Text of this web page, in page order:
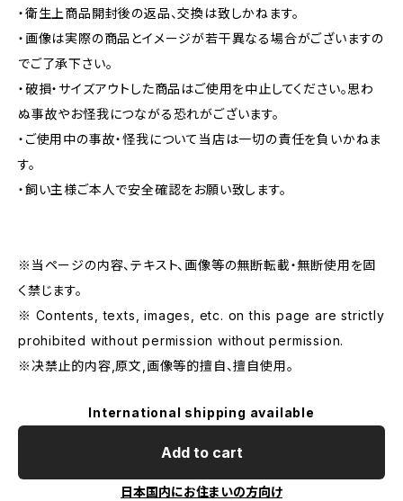
・衛生上商品開封後の返品、交換は致しかねます。
・画像は実際の商品とイメージが若干異なる場合がございますの
でご了承下さい。
・破損・サイズアウトした商品はご使用を中止してください。思わ
ぬ事故やお怪我につながる恐れがございます。
・ご使用中の事故・怪我について当店は一切の責任を負いかねま
す。
・飼い主様ご本人で安全確認をお願い致します。
※当ページの内容、テキスト、画像等の無断転載・無断使用を固
く禁じます。
※ Contents, texts, images, etc. on this page are strictly
prohibited without permission without permission.
※决禁止的内容,原文,画像等的擅自、擅自使用。
International shipping available
Add to cart
日本国内にお住まいの方向け